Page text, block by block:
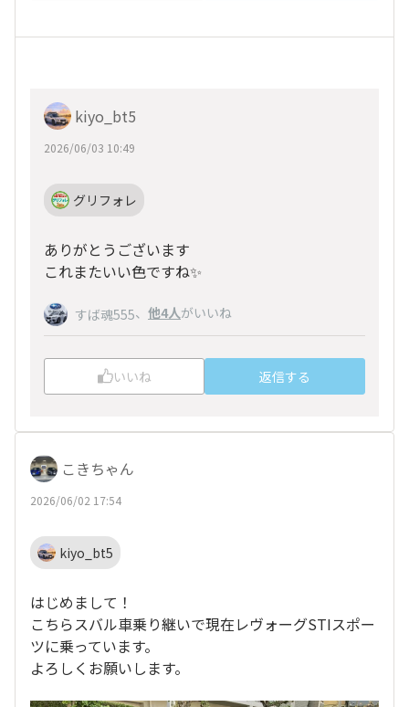
kiyo_bt5
2026/06/03 10:49
グリフォレ
ありがとうございます
これまたいい色ですね✨
すば魂555、 他4人がいいね
いいね 返信する
こきちゃん
2026/06/02 17:54
kiyo_bt5
はじめまして！
こちらスバル車乗り継いで現在レヴォーグSTIスポー
ツに乗っています。
よろしくお願いします。